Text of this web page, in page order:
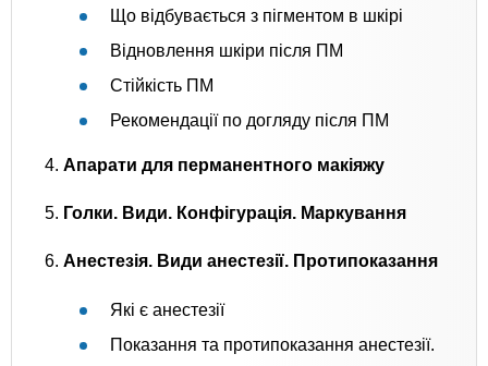
Що відбувається з пігментом в шкірі
Відновлення шкіри після ПМ
Стійкість ПМ
Рекомендації по догляду після ПМ
4. Апарати для перманентного макіяжу
5. Голки. Види. Конфігурація. Маркування
6. Анестезія. Види анестезії. Протипоказання
Які є анестезії
Показання та протипоказання анестезії.